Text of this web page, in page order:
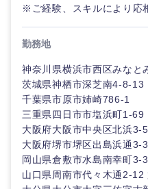
※ご経験、スキルにより応
勤務地
神奈川県横浜市西区みなと
茨城県神栖市深芝南4-8-13
千葉県市原市姉崎786-1
三重県四日市市塩浜町1-69
大阪府大阪市中央区北浜3-
大阪府堺市堺区出島浜通3-3
岡山県倉敷市水島南幸町3-
山口県周南市代々木通2-